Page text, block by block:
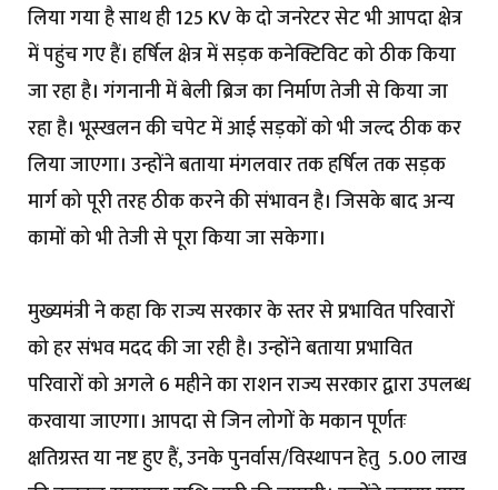
लिया गया है साथ ही 125 KV के दो जनरेटर सेट भी आपदा क्षेत्र
में पहुंच गए हैं। हर्षिल क्षेत्र में सड़क कनेक्टिविट को ठीक किया
जा रहा है। गंगनानी में बेली ब्रिज का निर्माण तेजी से किया जा
रहा है। भूस्खलन की चपेट में आई सड़कों को भी जल्द ठीक कर
लिया जाएगा। उन्होंने बताया मंगलवार तक हर्षिल तक सड़क
मार्ग को पूरी तरह ठीक करने की संभावन है। जिसके बाद अन्य
कामों को भी तेजी से पूरा किया जा सकेगा।
मुख्यमंत्री ने कहा कि राज्य सरकार के स्तर से प्रभावित परिवारों
को हर संभव मदद की जा रही है। उन्होंने बताया प्रभावित
परिवारों को अगले 6 महीने का राशन राज्य सरकार द्वारा उपलब्ध
करवाया जाएगा। आपदा से जिन लोगों के मकान पूर्णतः
क्षतिग्रस्त या नष्ट हुए हैं, उनके पुनर्वास/विस्थापन हेतु ₹ 5.00 लाख